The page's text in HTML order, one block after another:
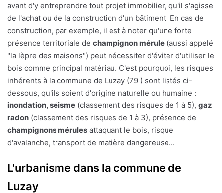
avant d'y entreprendre tout projet immobilier, qu'il s'agisse
de l'achat ou de la construction d'un bâtiment. En cas de
construction, par exemple, il est à noter qu'une forte
présence territoriale de champignon mérule (aussi appelé
"la lèpre des maisons") peut nécessiter d'éviter d'utiliser le
bois comme principal matériau. C'est pourquoi, les risques
inhérents à la commune de Luzay (79 ) sont listés ci-
dessous, qu'ils soient d'origine naturelle ou humaine :
inondation, séisme (classement des risques de 1 à 5), gaz
radon (classement des risques de 1 à 3), présence de
champignons mérules attaquant le bois, risque
d'avalanche, transport de matière dangereuse...
L'urbanisme dans la commune de
Luzay